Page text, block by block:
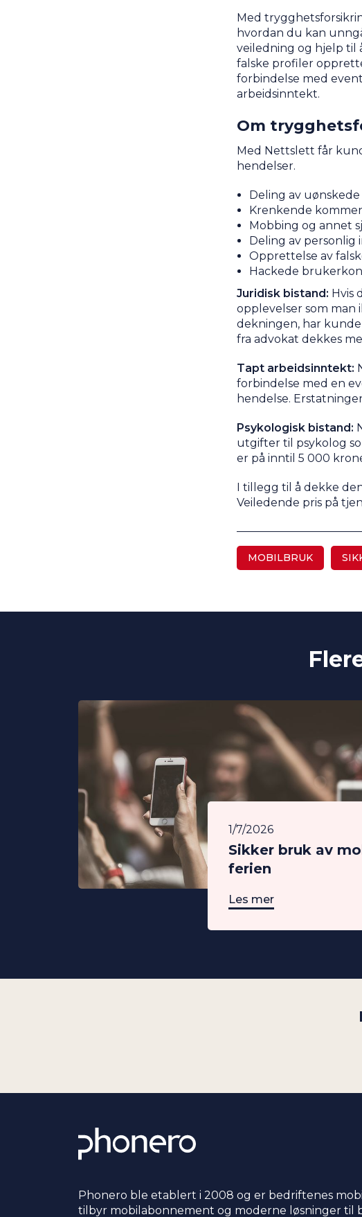
Med
hvordan du kan
veiledning og hjelp til
falske profiler
forbindelse med
arbeidsinntekt.
Om
Med Nettslett får
hendelser.
Deling av
Krenkende
Mobbing og annet
Deling av
Opprettelse av
Hackede
Juridisk bistand: Hvis
opplevelser som
dekningen, har
fra advokat dekkes
Tapt arbeidsinntekt:
forbindelse med en
hendelse.
Psykologisk bistand:
utgifter til psykolog
er på inntil 5 000
I tillegg til å dekke
Veiledende pris på
MOBILBRUK
1/7/2026
Sikker bruk av
ferien
Les mer
Phonero ble etablert i 2008 og er bedriftenes
tilbyr mobilabonnement og moderne løsninger til